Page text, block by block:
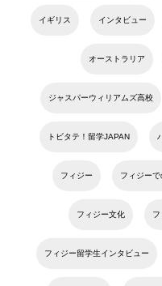
イギリス インタビュー
オーストラリア
ジャスパーウィリアムズ高校
トビタテ！留学JAPAN
フィジー フィジー
フィジー文化
フィジー留学生インタビュー